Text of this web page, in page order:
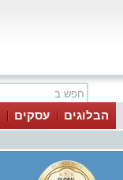
הבלוגים עסקים